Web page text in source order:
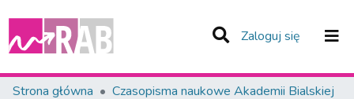
Zaloguj się (current)
Zespoły i Kolekcje
Strona główna
Czasopisma naukowe Akademii Bialskiej